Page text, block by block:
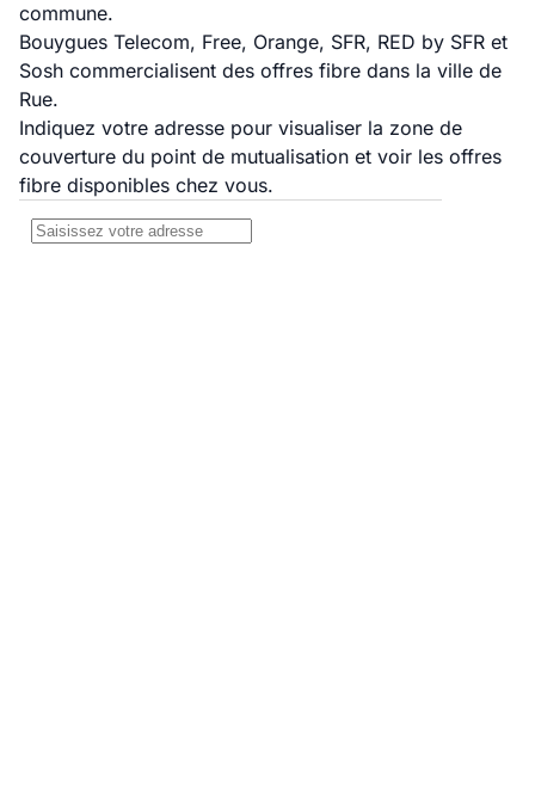
commune.
Bouygues Telecom, Free, Orange, SFR, RED by SFR et
Sosh commercialisent des offres fibre dans la ville de
Rue.
Indiquez votre adresse pour visualiser la zone de
couverture du point de mutualisation et voir les offres
fibre disponibles chez vous.